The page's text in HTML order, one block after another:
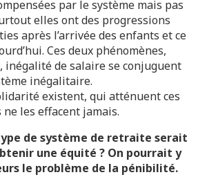
par le système mais pas
elles ont des progressions
après l’arrivée des enfants et ce
Ces deux phénomènes,
inégalité de salaire se conjuguent
inégalitaire.
existent, qui atténuent ces
les effacent jamais.
de système de retraite serait
une équité ? On pourrait y
le problème de la pénibilité.